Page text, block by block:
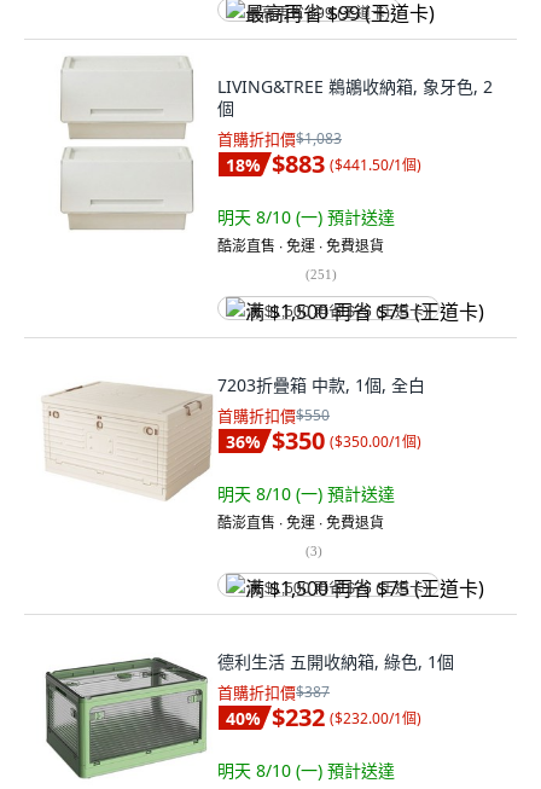
最高再省 $99 (王道卡)
LIVING&TREE 鵜鶘收納箱, 象牙色, 2
個
首購折扣價$1,083
18% $883 ($441.50/1個)
明天 8/10 (一) 預計送達
酷澎直售 ∙ 免運 ∙ 免費退貨
(251)
满 $1,500 再省 $75 (王道卡)
7203折疊箱 中款, 1個, 全白
首購折扣價$550
36% $350 ($350.00/1個)
明天 8/10 (一) 預計送達
酷澎直售 ∙ 免運 ∙ 免費退貨
(3)
满 $1,500 再省 $75 (王道卡)
德利生活 五開收納箱, 綠色, 1個
首購折扣價$387
40% $232 ($232.00/1個)
明天 8/10 (一) 預計送達